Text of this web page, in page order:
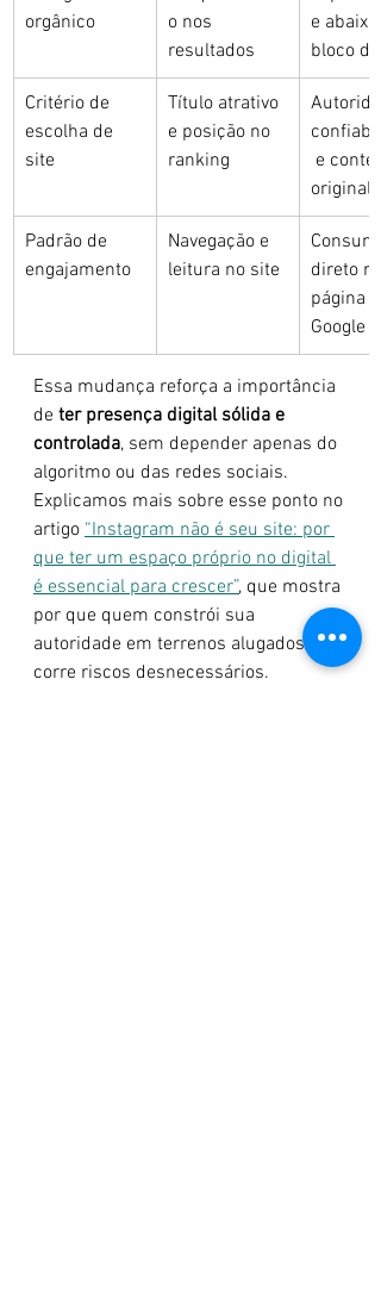
orgânico
o nos
resultados
e abaixo
bloco da
Critério de
escolha de
site
Título atrativo
e posição no
ranking
e
original
Padrão de
engajamento
Navegação e
leitura no site
Consumo
direto na
página
Google
Essa mudança reforça a importância
de ter presença digital sólida e
controlada, sem depender apenas do
algoritmo ou das redes sociais.
Explicamos mais sobre esse ponto no
artigo “Instagram não é seu site: por
que ter um espaço próprio no digital
é essencial para crescer”, que mostra
por que quem constrói sua
autoridade em terrenos alugados
corre riscos desnecessários.